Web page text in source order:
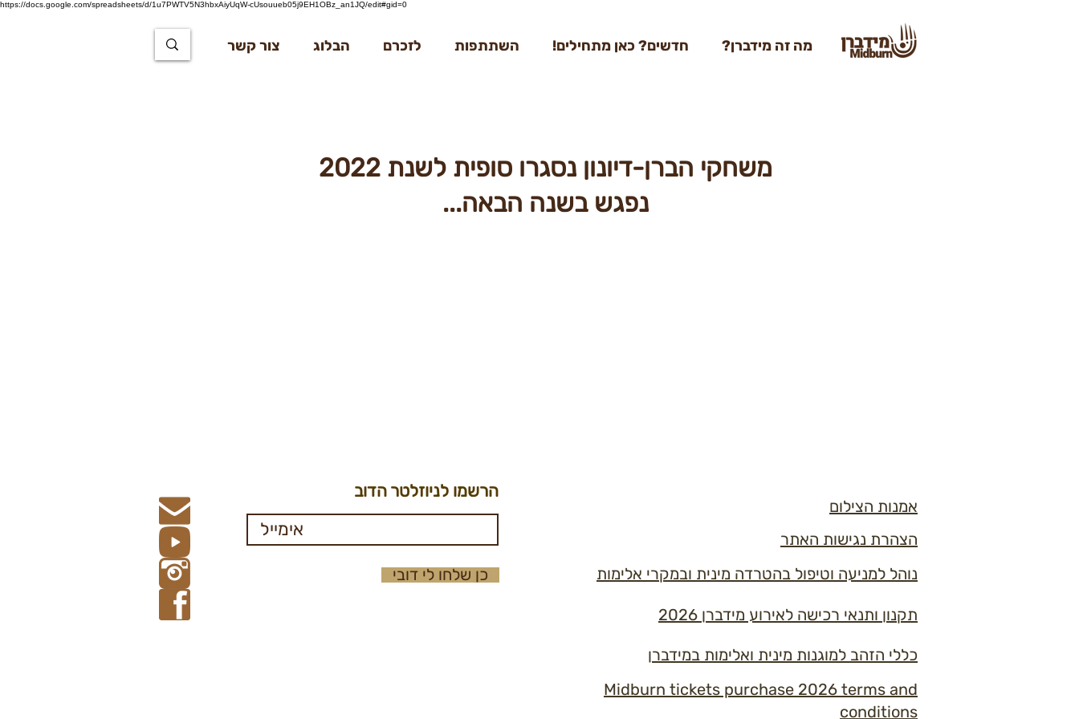
https://docs.google.com/spreadsheets/d/1u7PWTV5N3hbxAiyUqW-cUsouueb05j9EH1OBz_an1JQ/edit#gid=0
מה זה מידברן? חדשים? כאן מתחילים! השתתפות לזכרם הבלוג צור קשר
משחקי הברן-דיונון נסגרו סופית לשנת 2022
נפגש בשנה הבאה...
הרשמו לניוזלטר הדוב
כן שלחו לי דובי
אמנות הצילום
הצהרת נגישות האתר
נוהל למניעה וטיפול בהטרדה מינית ובמקרי אלימות
תקנון ותנאי רכישה לאירוע מידברן 2026
כללי הזהב למוגנות מינית ואלימות במידברן
Midburn tickets purchase 2026 terms and
conditions